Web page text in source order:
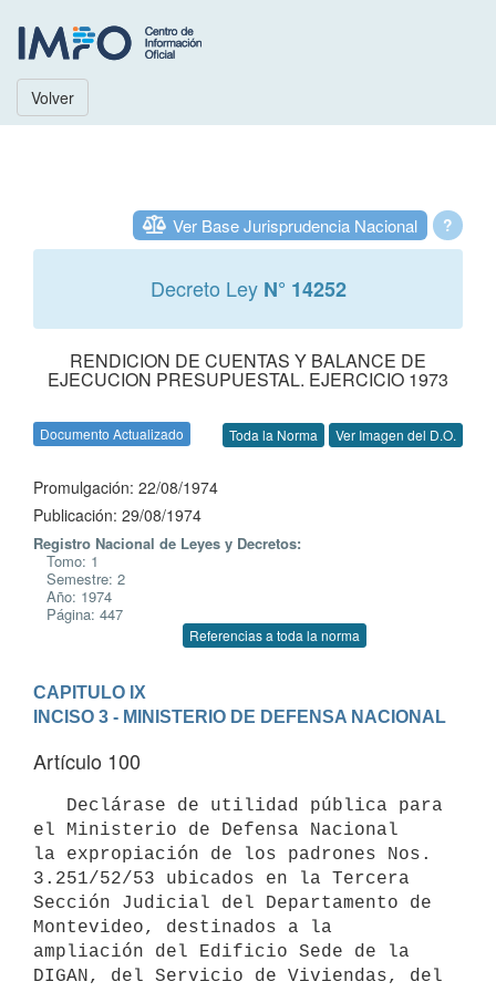
Volver
?
Ver Base Jurisprudencia Nacional
Decreto Ley N° 14252
RENDICION DE CUENTAS Y BALANCE DE
EJECUCION PRESUPUESTAL. EJERCICIO 1973
Documento Actualizado Toda la Norma Ver Imagen del D.O.
Promulgación: 22/08/1974
Publicación: 29/08/1974
Registro Nacional de Leyes y Decretos:
Tomo: 1
Semestre: 2
Año: 1974
Página: 447
Referencias a toda la norma
CAPITULO IX
INCISO 3 - MINISTERIO DE DEFENSA NACIONAL
Artículo 100
el Ministerio de Defensa Nacional
la expropiación de los padrones Nos.
3.251/52/53 ubicados en la Tercera
Sección Judicial del Departamento de
Montevideo, destinados a la
ampliación del Edificio Sede de la
DIGAN, del Servicio de Viviendas, del